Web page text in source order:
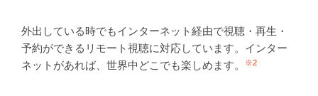
外出している時でもインターネット経由で視聴・再生・
予約ができるリモート視聴に対応しています。インター
ネットがあれば、世界中どこでも楽しめます。
※2